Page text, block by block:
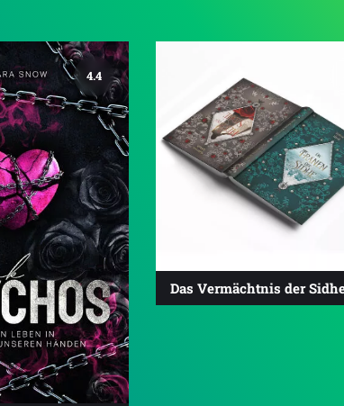
4.4
Das Vermächtnis der